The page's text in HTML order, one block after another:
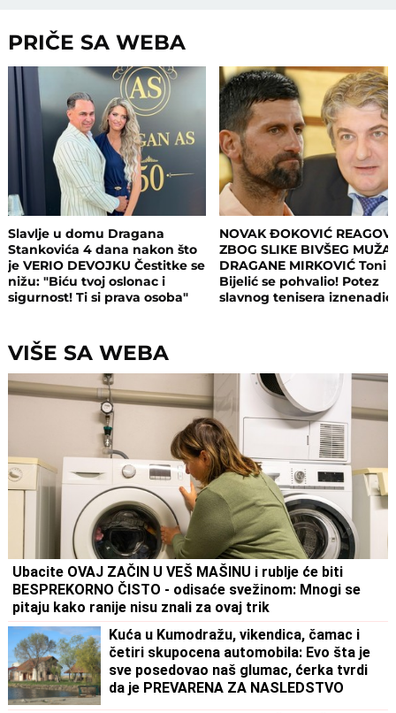
PRIČE SA WEBA
Slavlje u domu Dragana
Stankovića 4 dana nakon što
je VERIO DEVOJKU Čestitke se
nižu: "Biću tvoj oslonac i
sigurnost! Ti si prava osoba"
NOVAK ĐOKOVIĆ
ZBOG SLIKE BIVŠEG MUŽA
DRAGANE MIRKOVIĆ Toni
Bijelić se pohvalio! Potez
slavnog tenisera iznenadio
VIŠE SA WEBA
Ubacite OVAJ ZAČIN U VEŠ MAŠINU i rublje će biti
BESPREKORNO ČISTO - odisaće svežinom: Mnogi se
pitaju kako ranije nisu znali za ovaj trik
Kuća u Kumodražu, vikendica, čamac i
četiri skupocena automobila: Evo šta je
sve posedovao naš glumac, ćerka tvrdi
da je PREVARENA ZA NASLEDSTVO